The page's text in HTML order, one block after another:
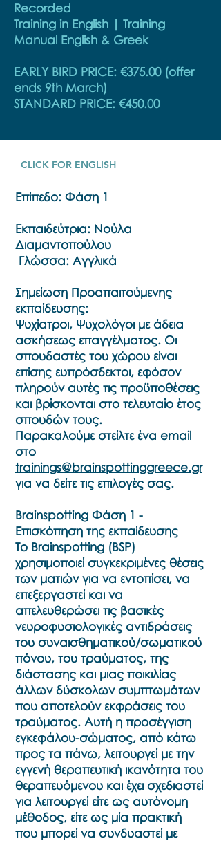
Recorded
Training in English | Training
Manual English & Greek
EARLY BIRD PRICE: €375.00 (offer
ends 9th March)
STANDARD PRICE: €450.00
CLICK FOR ENGLISH
Επίπεδο: Φάση 1
Εκπαιδεύτρια: Νούλα
Διαμαντοπούλου
Γλώσσα: Αγγλικά
Σημείωση Προαπαιτούμενης
εκπαίδευσης:
Ψυχίατροι, Ψυχολόγοι με άδεια
ασκήσεως επαγγέλματος. Οι
σπουδαστές του χώρου είναι
επίσης ευπρόσδεκτοι, εφόσον
πληρούν αυτές τις προϋποθέσεις
και βρίσκονται στο τελευταίο έτος
σπουδών τους.
Παρακαλούμε στείλτε ένα email
στο
trainings@brainspottinggreece.gr
για να δείτε τις επιλογές σας.
Brainspotting Φάση 1 -
Επισκόπηση της εκπαίδευσης
Το Brainspotting (BSP)
χρησιμοποιεί συγκεκριμένες θέσεις
των ματιών για να εντοπίσει, να
επεξεργαστεί και να
απελευθερώσει τις βασικές
νευροφυσιολογικές αντιδράσεις
του συναισθηματικού/σωματικού
πόνου, του τραύματος, της
διάστασης και μιας ποικιλίας
άλλων δύσκολων συμπτωμάτων
που αποτελούν εκφράσεις του
τραύματος. Αυτή η προσέγγιση
εγκεφάλου-σώματος, από κάτω
προς τα πάνω, λειτουργεί με την
εγγενή θεραπευτική ικανότητα του
θεραπευόμενου και έχει σχεδιαστεί
για λειτουργεί είτε ως αυτόνομη
μέθοδος, είτε ως μία πρακτική
που μπορεί να συνδυαστεί με